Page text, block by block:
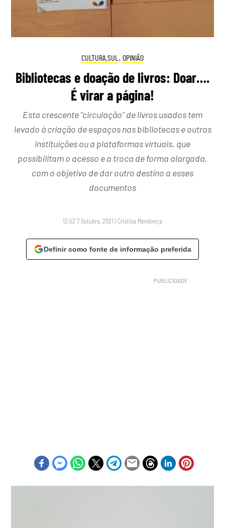
CULTURA.SUL , OPINIÃO
Bibliotecas e doação de livros: Doar….
É virar a página!
Esta crescente “circulação” de livros usados tem
levado à criação de espaços nas bibliotecas e outras
instituições ou a plataformas virtuais, que
possibilitam o acesso e a troca de forma alargada,
com o objetivo de dar outro destino a esses
documentos
12:52 7 Outubro, 2021 | Cristina Mendonça
Definir como fonte de informação preferida